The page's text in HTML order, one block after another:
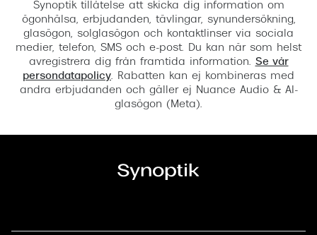
Synoptik tillåtelse att skicka dig information om
ögonhälsa, erbjudanden, tävlingar, synundersökning,
glasögon, solglasögon och kontaktlinser via sociala
medier, telefon, SMS och e-post. Du kan när som helst
avregistrera dig från framtida information. Se vår
persondatapolicy. Rabatten kan ej kombineras med
andra erbjudanden och gäller ej Nuance Audio & AI-
glasögon (Meta).